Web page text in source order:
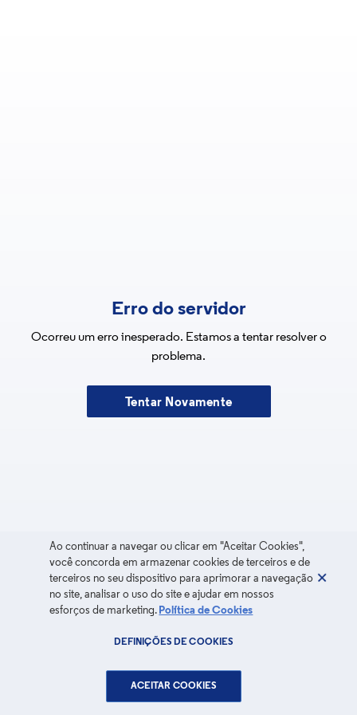
Erro do servidor
Ocorreu um erro inesperado. Estamos a tentar resolver o
problema.
Tentar Novamente
Ao continuar a navegar ou clicar em "Aceitar Cookies",
você concorda em armazenar cookies de terceiros e de
terceiros no seu dispositivo para aprimorar a navegação
no site, analisar o uso do site e ajudar em nossos
esforços de marketing. Política de Cookies
DEFINIÇÕES DE COOKIES
ACEITAR COOKIES